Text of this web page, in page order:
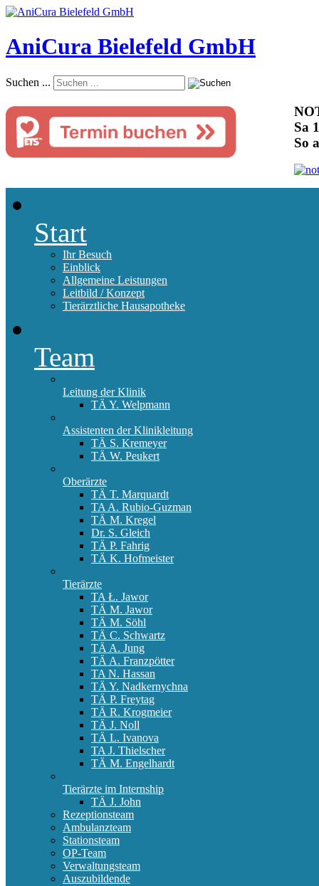
AniCura Bielefeld GmbH
Suchen ...
Sa
So
Start
Ihr Besuch
Einblick
Allgemeine Leistungen
Leitbild / Konzept
Tierärztliche Hausapotheke
Team
Leitung der Klinik
TÄ Y. Welpmann
Assistenten der Klinikleitung
TÄ S. Kremeyer
TÄ W. Peukert
Oberärzte
TÄ T. Marquardt
TA A. Rubio-Guzman
TÄ M. Kregel
Dr. S. Gleich
TÄ P. Fahrig
TÄ K. Hofmeister
Tierärzte
TA Ł. Jawor
TÄ M. Jawor
TÄ M. Söhl
TÄ C. Schwartz
TÄ A. Jung
TÄ A. Franzpötter
TA N. Hassan
TÄ Y. Nadkernychna
TÄ P. Freytag
TÄ R. Krogmeier
TÄ J. Noll
TÄ L. Ivanova
TA J. Thielscher
TÄ M. Engelhardt
Tierärzte im Internship
TÄ J. John
Rezeptionsteam
Ambulanzteam
Stationsteam
OP-Team
Verwaltungsteam
Auszubildende